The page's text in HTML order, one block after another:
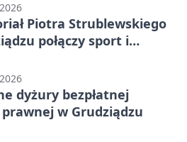
Piotra Strublewskiego
połączy sport i
dyżury bezpłatnej
w Grudziądzu